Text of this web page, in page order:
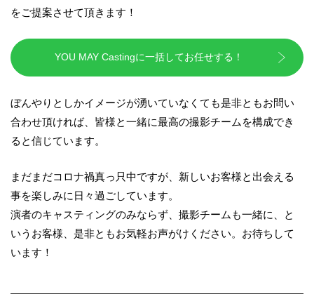
をご提案させて頂きます！
YOU MAY Castingに一括してお任せする！
ぼんやりとしかイメージが湧いていなくても是非ともお問い
合わせ頂ければ、 皆様と一緒に最高の撮影チームを構成でき
ると信じています。
まだまだコロナ禍真っ只中ですが、新しいお客様と出会える
事を楽しみに日々過ごしています。
演者のキャスティングのみならず、撮影チームも一緒に、と
いうお客様、 是非ともお気軽お声がけください。お待ちして
います！